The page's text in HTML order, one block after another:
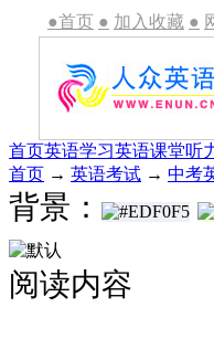
●首页 ● 加入收藏 ●
首页英语学习英语课堂听
首页 → 英语考试 → 中考
背景：
阅读内容